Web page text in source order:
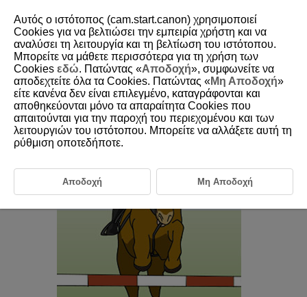
6-25 Equestrianism
This setting is perfect for aiming for people or horses during
equestrianism.
Αυτός ο ιστότοπος (cam.start.canon) χρησιμοποιεί
Cookies για να βελτιώσει την εμπειρία χρήστη και να
αναλύσει τη λειτουργία και τη βελτίωση του ιστότοπου.
Μπορείτε να μάθετε περισσότερα για τη χρήση των
Cookies εδώ. Πατώντας «Αποδοχή», συμφωνείτε να
αποδεχτείτε όλα τα Cookies. Πατώντας «Μη Αποδοχή»
είτε κανένα δεν είναι επιλεγμένο, καταγράφονται και
αποθηκεύονται μόνο τα απαραίτητα Cookies που
απαιτούνται για την παροχή του περιεχομένου και των
λειτουργιών του ιστότοπου. Μπορείτε να αλλάξετε αυτή τη
ρύθμιση οποτεδήποτε.
Αποδοχή Μη Αποδοχή